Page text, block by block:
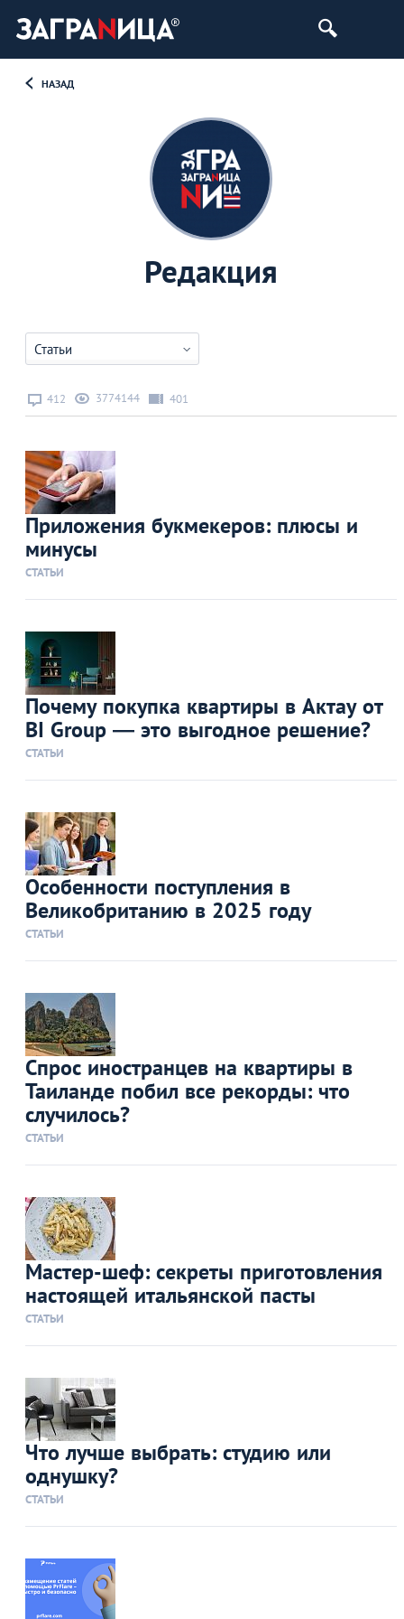
НАЗАД
Редакция
Статьи
412 3774144 401
Приложения букмекеров: плюсы и
минусы
СТАТЬИ
Почему покупка квартиры в Актау от
BI Group — это выгодное решение?
СТАТЬИ
Особенности поступления в
Великобританию в 2025 году
СТАТЬИ
Спрос иностранцев на квартиры в
Таиланде побил все рекорды: что
случилось?
СТАТЬИ
Мастер-шеф: секреты приготовления
настоящей итальянской пасты
СТАТЬИ
Что лучше выбрать: студию или
однушку?
СТАТЬИ